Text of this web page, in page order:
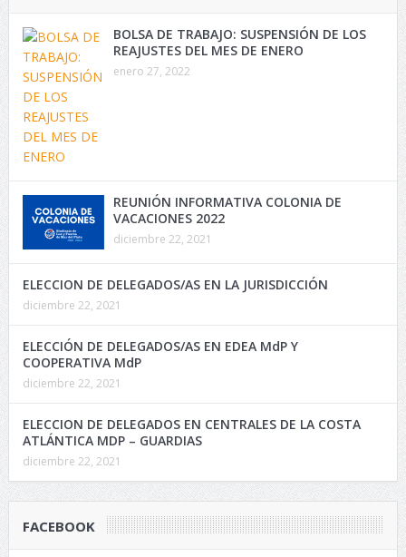
BOLSA DE TRABAJO: SUSPENSIÓN DE LOS
REAJUSTES DEL MES DE ENERO
enero 27, 2022
REUNIÓN INFORMATIVA COLONIA DE
VACACIONES 2022
diciembre 22, 2021
ELECCION DE DELEGADOS/AS EN LA JURISDICCIÓN
diciembre 22, 2021
ELECCIÓN DE DELEGADOS/AS EN EDEA MdP Y
COOPERATIVA MdP
diciembre 22, 2021
ELECCION DE DELEGADOS EN CENTRALES DE LA COSTA
ATLÁNTICA MDP – GUARDIAS
diciembre 22, 2021
FACEBOOK